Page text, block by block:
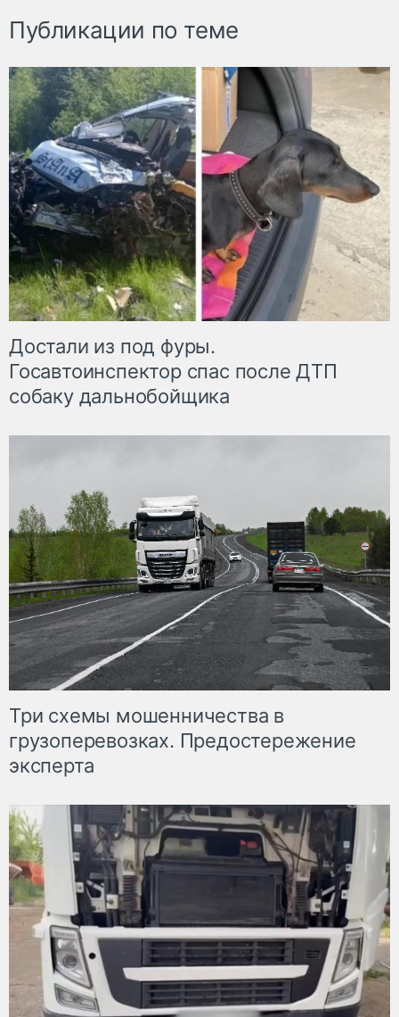
Публикации по теме
Достали из под фуры.
Госавтоинспектор спас после ДТП
собаку дальнобойщика
Три схемы мошенничества в
грузоперевозках. Предостережение
эксперта